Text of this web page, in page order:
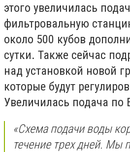
этого увеличилась
фильтровальную
около 500 кубов
сутки. Также сейчас
над установкой новой
которые будут
Увеличилась подача
«Схема подачи воды
течение трех дней. Мы